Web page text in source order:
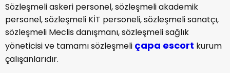
Sözleşmeli askeri personel, sözleşmeli akademik
personel, sözleşmeli KİT personeli, sözleşmeli sanatçı,
sözleşmeli Meclis danışmanı, sözleşmeli sağlık
yöneticisi ve tamamı sözleşmeli çapa escort kurum
çalışanlarıdır.